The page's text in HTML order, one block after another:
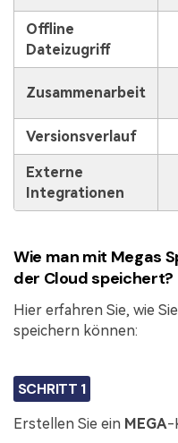
Offline
Dateizugriff
Zusammenarbeit
Versionsverlauf
Externe
Integrationen
Wie man mit Megas
der Cloud speichert?
Hier erfahren Sie, wie
speichern können:
SCHRITT 1
Erstellen Sie ein MEGA-